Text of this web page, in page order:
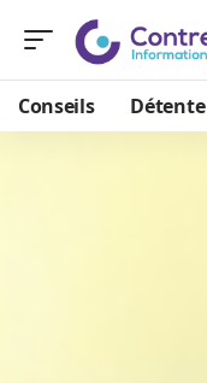
Conseils Détente